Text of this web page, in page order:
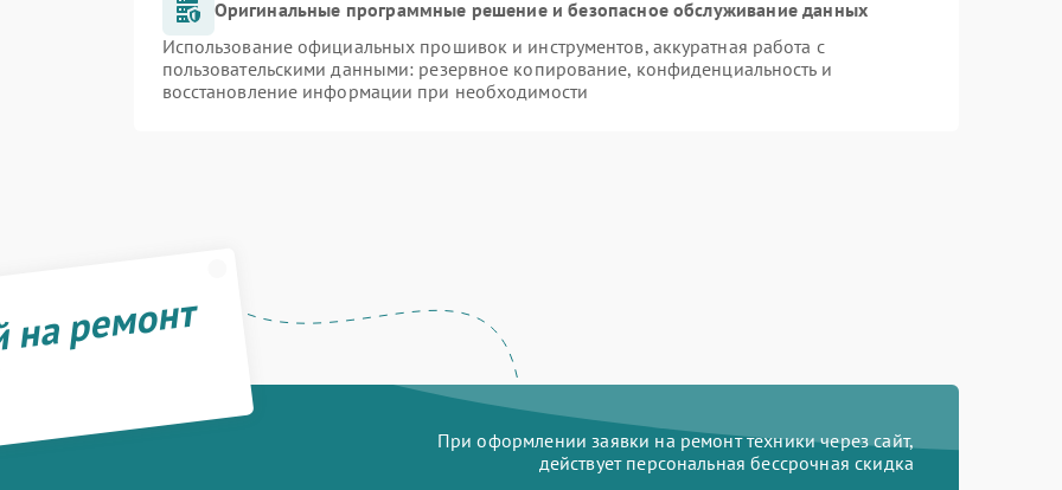
Оригинальные программные решение и безопасное обслуживание данных
Использование официальных прошивок и инструментов, аккуратная работа с
пользовательскими данными: резервное копирование, конфиденциальность и
восстановление информации при необходимости
ремонт
При оформлении заявки на ремонт техники через сайт,
действует персональная бессрочная скидка